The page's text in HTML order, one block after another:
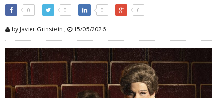
0 0 0 0
by Javier Grinstein , 15/05/2026